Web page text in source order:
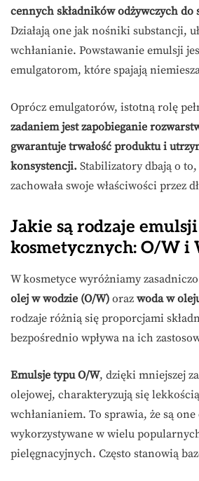
cennych składników odżywczych do
Działają one jak nośniki substancji,
wchłanianie. Powstawanie emulsji
emulgatorom, które spajają
Oprócz emulgatorów, istotną rolę
zadaniem jest zapobieganie
gwarantuje trwałość produktu i
konsystencji. Stabilizatory dbają o
zachowała swoje właściwości przez
Jakie są rodzaje emulsji
kosmetycznych: O/W i
W kosmetyce wyróżniamy
olej w wodzie (O/W) oraz woda w
rodzaje różnią się proporcjami
bezpośrednio wpływa na ich
Emulsje typu O/W, dzięki mniejszej
olejowej, charakteryzują się
wchłanianiem. To sprawia, że są
wykorzystywane w wielu
pielęgnacyjnych. Często stanowią